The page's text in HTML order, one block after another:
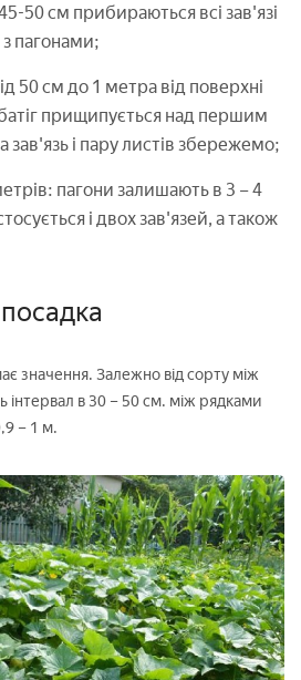
50 см прибираються всі зав'язі
з пагонами;
50 см до 1 метра від поверхні
прищипується над першим
зав'язь і пару листів збережемо;
пагони залишають в 3 – 4
і двох зав'язей, а також
значення. Залежно від сорту між
в 30 – 50 см. між рядками
– 1 м.